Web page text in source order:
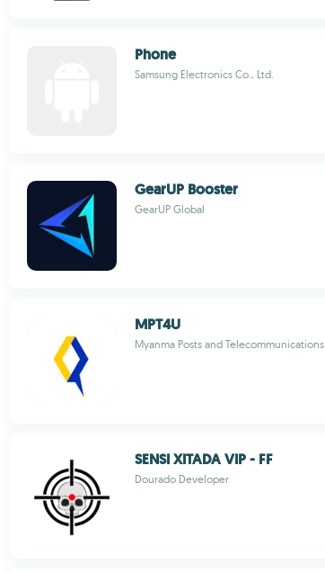
Phone
Samsung Electronics Co., Ltd.
GearUP Booster
GearUP Global
MPT4U
Myanma Posts and Telecommunications
SENSI XITADA VIP - FF
Dourado Developer